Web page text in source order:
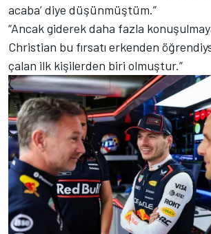
acaba’ diye düşünmüştüm.”
“Ancak giderek daha fazla
Christian bu fırsatı erkenden
çalan ilk kişilerden biri olmuştur.”